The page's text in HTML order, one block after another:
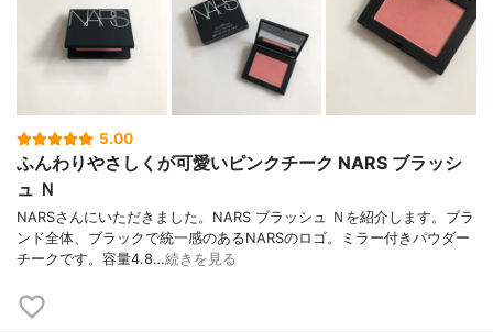
5.00
ふんわりやさしくが可愛いピンクチーク NARS ブラッシ
ュ Ｎ
NARSさんにいただきました。NARS ブラッシュ Ｎを紹介します。ブラ
ンド全体、ブラックで統一感のあるNARSのロゴ。ミラー付きパウダー
チークです。容量4.8…続きを見る